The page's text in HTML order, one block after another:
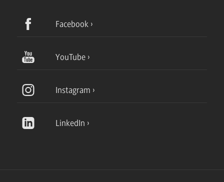
Facebook
YouTube
Instagram
LinkedIn